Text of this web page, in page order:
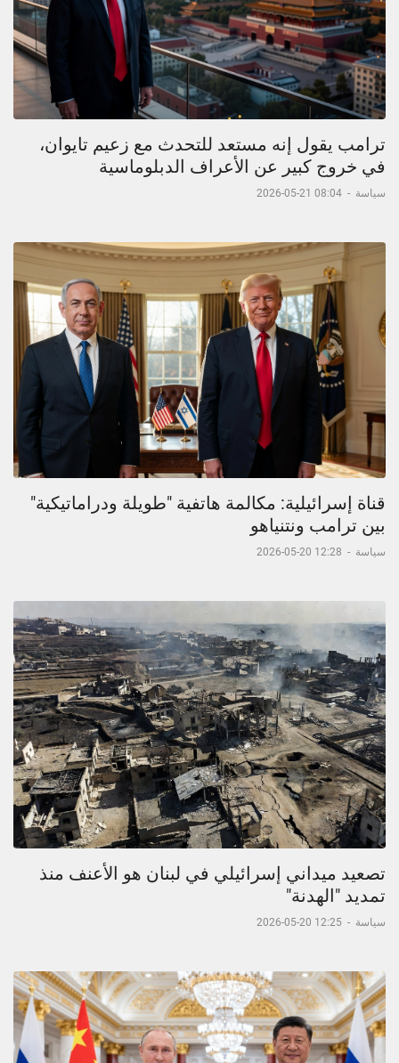
ترامب يقول إنه مستعد للتحدث مع زعيم تايوان،
في خروج كبير عن الأعراف الدبلوماسية
سياسة -
08:04 21-05-2026
قناة إسرائيلية: مكالمة هاتفية "طويلة ودراماتيكية"
بين ترامب ونتنياهو
سياسة -
12:28 20-05-2026
تصعيد ميداني إسرائيلي في لبنان هو الأعنف منذ
تمديد "الهدنة"
سياسة -
12:25 20-05-2026